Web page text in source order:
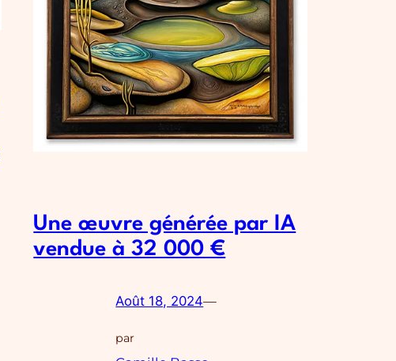
Une œuvre générée par IA
vendue à 32 000 €
Août 18, 2024—
par